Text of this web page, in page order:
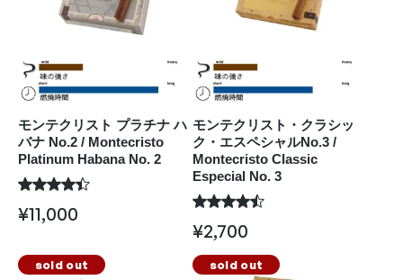
モンテクリスト プラチナ ハ
バナ No.2 / Montecristo
Platinum Habana No. 2
¥11,000
モンテクリスト・クラシッ
ク・エスペシャルNo.3 /
Montecristo Classic
Especial No. 3
¥2,700
sold out sold out